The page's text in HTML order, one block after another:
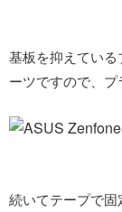
基板を抑えてい
ーツですので、プ
続いてテープで固